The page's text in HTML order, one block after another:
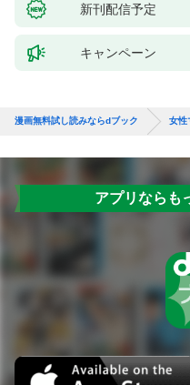
新刊配信予定
キャンペーン
漫画無料試し読みならdブック 女性
アプリならも